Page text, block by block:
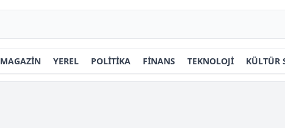
MAGAZİN YEREL POLİTİKA FİNANS TEKNOLOJİ KÜLTÜR